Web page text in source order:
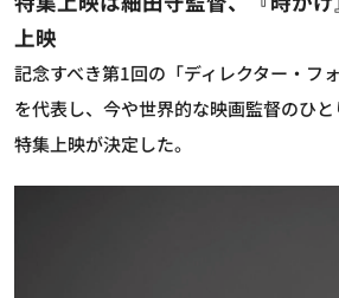
上映
記念すべき第1回の「ディレクター・フ
を代表し、今や世界的な映画監督のひ
特集上映が決定した。